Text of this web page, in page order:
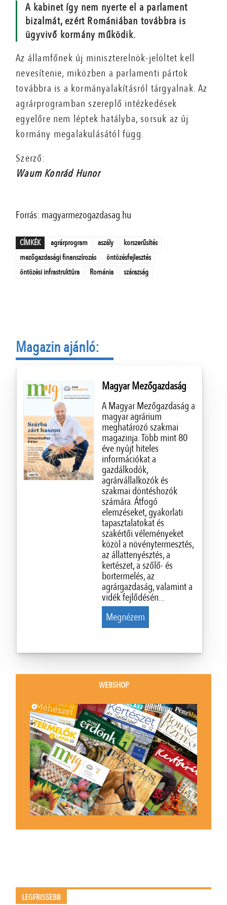
A kabinet így nem nyerte el a parlament
bizalmát, ezért Romániában továbbra is
ügyvivő kormány működik.
Az államfőnek új miniszterelnök-jelöltet kell
nevesítenie, miközben a parlamenti pártok
továbbra is a kormányalakításról tárgyalnak. Az
agrárprogramban szereplő intézkedések
egyelőre nem léptek hatályba, sorsuk az új
kormány megalakulásától függ.
Szerző:
Waum Konrád Hunor
Forrás: magyarmezogazdasag.hu
CÍMKÉK agrárprogram aszály
korszerűsítés
mezőgazdasági finanszírozás
öntözésfejlesztés
öntözési infrastruktúra
Románia szárazság
Magazin ajánló:
Magyar Mezőgazdaság
A Magyar Mezőgazdaság a
magyar agrárium
meghatározó szakmai
magazinja. Több mint 80
éve nyújt hiteles
információkat a
gazdálkodók,
agrárvállalkozók és
szakmai döntéshozók
számára. Átfogó
elemzéseket, gyakorlati
tapasztalatokat és
szakértői véleményeket
közöl a növénytermesztés,
az állattenyésztés, a
kertészet, a szőlő- és
bortermelés, az
agrárgazdaság, valamint a
vidék fejlődésén...
Megnézem
WEBSHOP
LEGFRISSEBB